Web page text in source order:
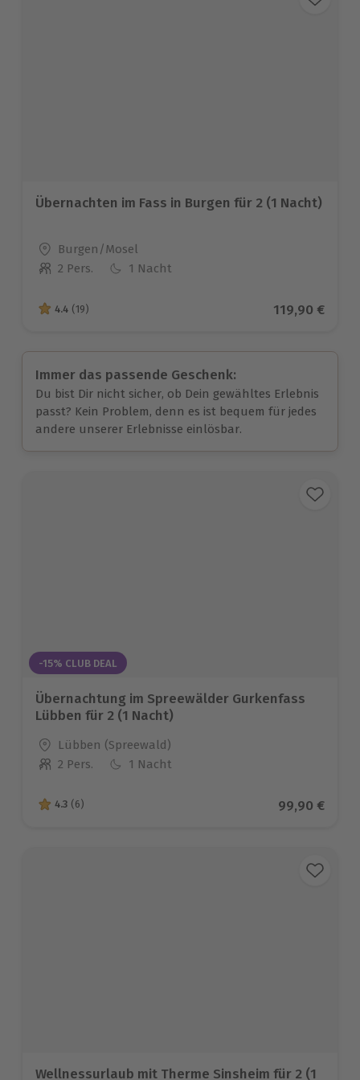
Übernachten im Fass in Burgen für 2 (1 Nacht)
Standort
Burgen/Mosel
Anzahl der Teilnehmer
2 Pers. 1 Nacht
4.4 von 5 Sternen basierend auf 19 Bewertungen
4.4 (19) Aktueller
119,90 €
Immer das passende Geschenk:
Du bist Dir nicht sicher, ob Dein gewähltes Erlebnis
passt? Kein Problem, denn es ist bequem für jedes
andere unserer Erlebnisse einlösbar.
-15% CLUB DEAL
Übernachtung im Spreewälder Gurkenfass
Lübben für 2 (1 Nacht)
Standort
Lübben (Spreewald)
Anzahl der Teilnehmer
2 Pers. 1 Nacht
4.3 von 5 Sternen basierend auf 6 Bewertungen
4.3 (6) Aktueller
99,90 €
Wellnessurlaub mit Therme Sinsheim für 2 (1